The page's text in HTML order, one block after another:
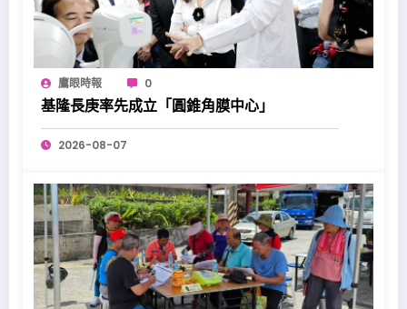
鷹眼時報 0
基隆長庚率先成立「圓錐角膜中心」
2026-08-07